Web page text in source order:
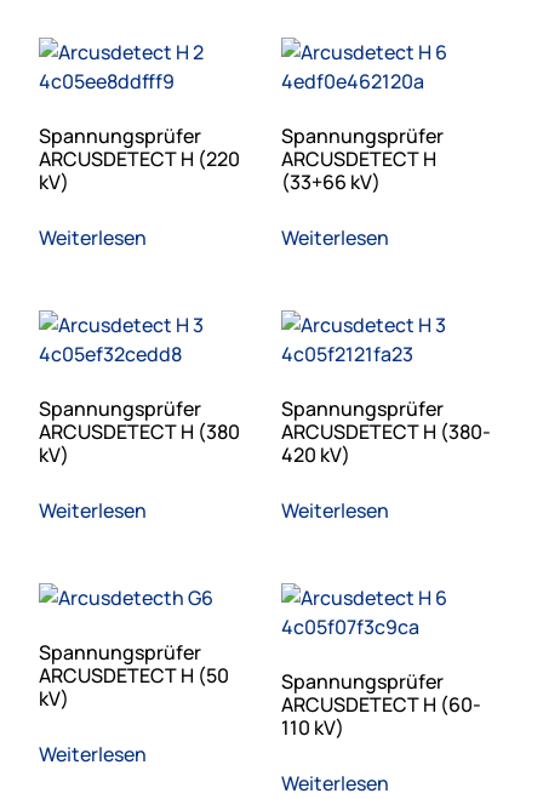
Spannungsprüfer
ARCUSDETECT H (220
kV)
Weiterlesen
Spannungsprüfer
ARCUSDETECT H
(33+66 kV)
Weiterlesen
Spannungsprüfer
ARCUSDETECT H (380
kV)
Weiterlesen
Spannungsprüfer
ARCUSDETECT H (380-
420 kV)
Weiterlesen
Spannungsprüfer
ARCUSDETECT H (50
kV)
Weiterlesen
Spannungsprüfer
ARCUSDETECT H (60-
110 kV)
Weiterlesen